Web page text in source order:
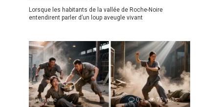
Lorsque les habitants de la vallée de Roche-Noire
entendirent parler d’un loup aveugle vivant
histoire 0 72 vues